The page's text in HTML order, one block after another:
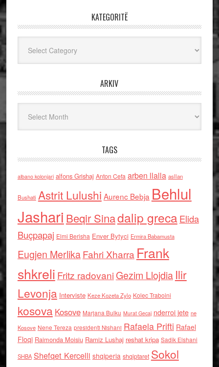
KATEGORITË
ARKIV
TAGS
albano kolonjari alfons Grishaj Anton Cefa arben llalla asllan
Bushati Astrit Lulushi Aurenc Bebja Behlul
Jashari Beqir Sinadalip grecaElida
Buçpapaj Elmi Berisha Enver Bytyci Ermira Babamusta
Eugjen MerlikaFahri Xharra Frank
shkreli Fritz radovaniGezim Llojdia Ilir
Levonja Interviste Keze Kozeta Zylo Kolec Traboini
kosova Kosove Marjana Bulku Murat Gecaj nderroi jete ne
Kosove Nene Tereza presidenti Nishani Rafaela Prifti Rafael
Floqi Raimonda Moisiu Ramiz Lushaj reshat kripa Sadik Elshani
SHBA Shefqet Kercelli shqiperia shqiptaret Sokol